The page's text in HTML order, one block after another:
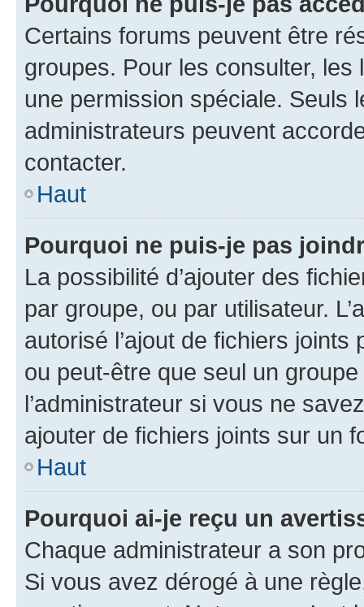
Certains forums peuvent être
groupes. Pour les consulter,
une permission spéciale. Seuls
administrateurs peuvent
contacter.
Haut
Pourquoi ne puis-je pas
La possibilité d’ajouter des
par groupe, ou par utilisateur.
autorisé l’ajout de fichiers
ou peut-être que seul un
l’administrateur si vous ne
ajouter de fichiers joints sur un
Haut
Pourquoi ai-je reçu un
Chaque administrateur a son
Si vous avez dérogé à une